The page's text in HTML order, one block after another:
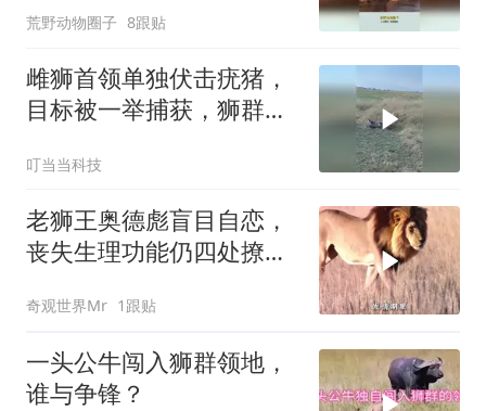
荒野动物圈子 8跟贴
雌狮首领单独伏击疣猪，
目标被一举捕获，狮群里
叮当当科技
老狮王奥德彪盲目自恋，
丧失生理功能仍四处撩拨
如今见了全都远远躲避
奇观世界Mr 1跟贴
一头公牛闯入狮群领地，
谁与争锋？